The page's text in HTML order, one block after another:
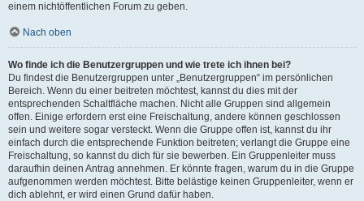
einem nichtöffentlichen Forum zu geben.
Nach oben
Wo finde ich die Benutzergruppen und wie trete ich ihnen bei?
Du findest die Benutzergruppen unter „Benutzergruppen“ im persönlichen
Bereich. Wenn du einer beitreten möchtest, kannst du dies mit der
entsprechenden Schaltfläche machen. Nicht alle Gruppen sind allgemein
offen. Einige erfordern erst eine Freischaltung, andere können geschlossen
sein und weitere sogar versteckt. Wenn die Gruppe offen ist, kannst du ihr
einfach durch die entsprechende Funktion beitreten; verlangt die Gruppe eine
Freischaltung, so kannst du dich für sie bewerben. Ein Gruppenleiter muss
daraufhin deinen Antrag annehmen. Er könnte fragen, warum du in die Gruppe
aufgenommen werden möchtest. Bitte belästige keinen Gruppenleiter, wenn er
dich ablehnt, er wird einen Grund dafür haben.